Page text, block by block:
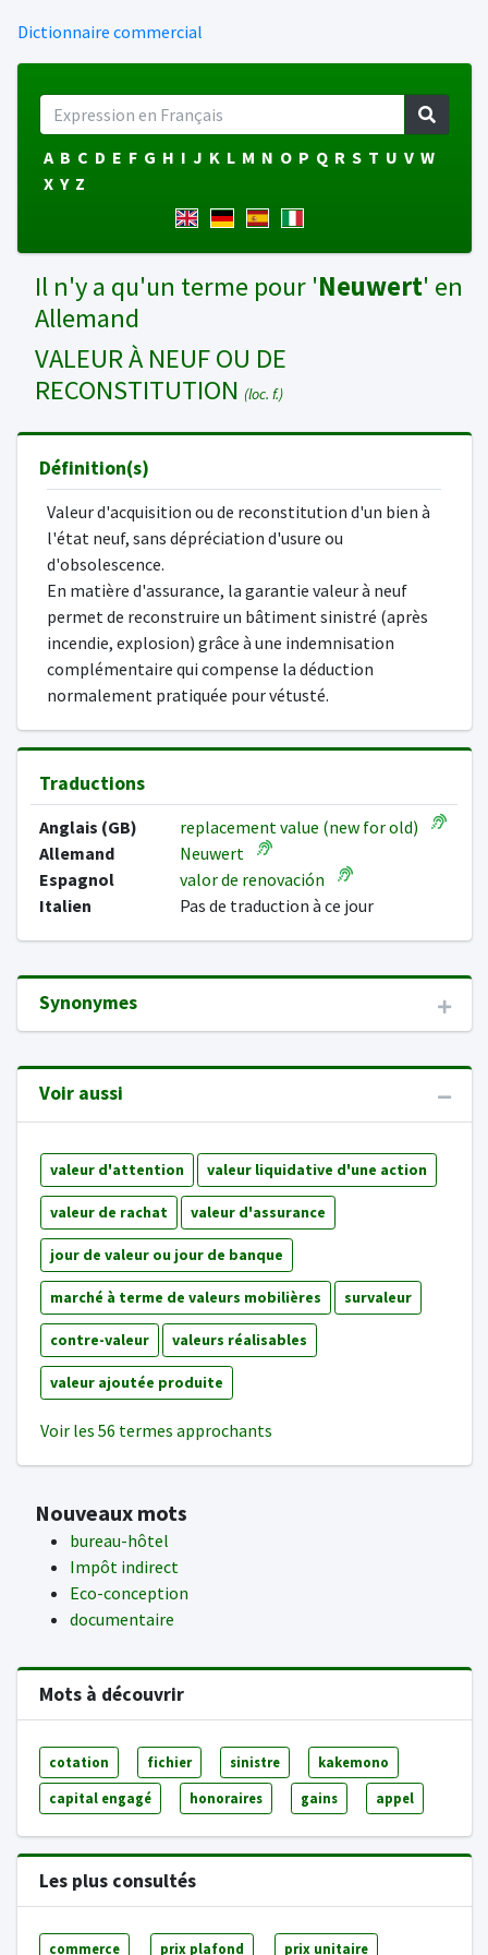
Dictionnaire commercial
A B C D E F G H I J K L M N O P Q R S T U V W
X Y Z
Il n'y a qu'un terme pour 'Neuwert' en
Allemand
VALEUR À NEUF OU DE
RECONSTITUTION (loc. f.)
Définition(s)
Valeur d'acquisition ou de reconstitution d'un bien à
l'état neuf, sans dépréciation d'usure ou
d'obsolescence.
En matière d'assurance, la garantie valeur à neuf
permet de reconstruire un bâtiment sinistré (après
incendie, explosion) grâce à une indemnisation
complémentaire qui compense la déduction
normalement pratiquée pour vétusté.
Traductions
Anglais (GB)
replacement value (new for old)
Allemand
Neuwert
Espagnol
valor de renovación
Italien
Pas de traduction à ce jour
Synonymes
Voir aussi
valeur d'attention valeur liquidative d'une action
valeur de rachat valeur d'assurance
jour de valeur ou jour de banque
marché à terme de valeurs mobilières survaleur
contre-valeur valeurs réalisables
valeur ajoutée produite
Voir les 56 termes approchants
Nouveaux mots
bureau-hôtel
Impôt indirect
Eco-conception
documentaire
Mots à découvrir
cotation fichier sinistre kakemono
capital engagé honoraires gains appel
Les plus consultés
commerce prix plafond prix unitaire